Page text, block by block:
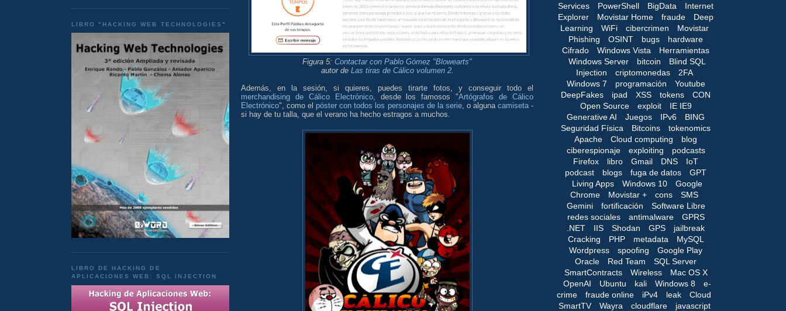
LIBRO "HACKING WEB TECHNOLOGIES"
LIBRO DE HACKING DE
APLICACIONES WEB: SQL INJECTION
Figura 5: Contactar con Pablo Gómez "Blowearts"
autor de Las tiras de Cálico volumen 2.
Además, en la sesión, si quieres, puedes tirarte fotos, y conseguir todo el
merchandising de Cálico Electrónico, desde los famosos "Artógrafos de Cálico
Electrónico", como el póster con todos los personajes de la serie, o alguna camiseta-
si hay de tu talla, que el verano ha hecho estragos a muchos.
Services
PowerShell BigData
Internet
Explorer
Movistar Home fraude
Deep
Learning
WiFi cibercrimen
Movistar
Phishing
OSINT bugs
hardware
Cifrado
Windows Vista
Herramientas
Windows Server
bitcoin
Blind SQL
Injection
criptomonedas
2FA
Windows 7
programación
Youtube
DeepFakes
ipad XSS tokens
CON
Open Source
exploit
IE IE9
Generative AI
Juegos IPv6
BING
Seguridad Física
Bitcoins
tokenomics
Apache
Cloud computing
blog
ciberespionaje
exploiting
podcasts
Firefox
libro Gmail DNS
IoT
podcast
blogs fuga de datos
GPT
Living Apps
Windows 10
Google
Chrome
Movistar + cons
SMS
Gemini
fortificación
Software Libre
redes sociales
antimalware
GPRS
.NET
IIS Shodan GPS
jailbreak
Cracking
PHP metadata
MySQL
Wordpress
spoofing
Google Play
Oracle
Red Team
SQL Server
SmartContracts
Wireless
Mac OS X
OpenAI
Ubuntu kali Windows 8
e-
crime
fraude online iPv4 leak
Cloud
SmartTV
Wayra cloudflare
javascript